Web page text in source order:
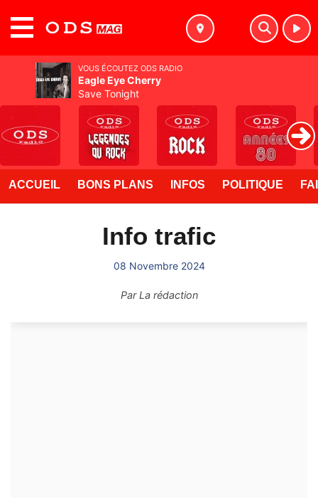
ACCUEIL BONS PLANS INFOS POLITIQUE
Info trafic
08 Novembre 2024
ParLa rédaction
VOUS ÉCOUTEZ ODS RADIO
Eagle Eye Cherry
Save Tonight